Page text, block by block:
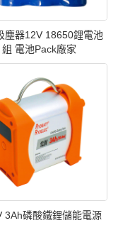
塵器12V 18650鋰電池
組 電池Pack廠家
3Ah磷酸鐵鋰儲能電源